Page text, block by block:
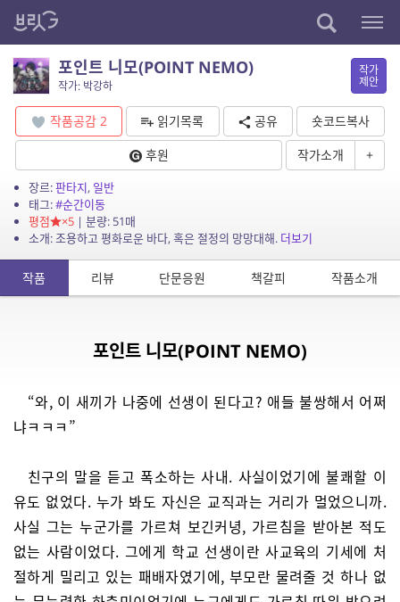
포인트 니모(POINT NEMO)
작가: 박강하
작가
제안
작품공감 2 읽기목록 공유
숏코드복사
후원
작가소개 +
장르:판타지, 일반
태그:#순간이동
평점
×5| 분량: 51매
소개: 조용하고 평화로운 바다, 혹은 절정의 망망대해. 더보기
작품 리뷰 단문응원 책갈피 작품소개
포인트 니모(POINT NEMO)
“와, 이 새끼가 나중에 선생이 된다고? 애들 불쌍해서 어쩌
냐ㅋㅋㅋ”
친구의 말을 듣고 폭소하는 사내. 사실이었기에 불쾌할 이
유도 없었다. 누가 봐도 자신은 교직과는 거리가 멀었으니까.
사실 그는 누군가를 가르쳐 보긴커녕, 가르침을 받아본 적도
없는 사람이었다. 그에게 학교 선생이란 사교육의 기세에 처
절하게 밀리고 있는 패배자였기에, 부모란 물려줄 것 하나 없